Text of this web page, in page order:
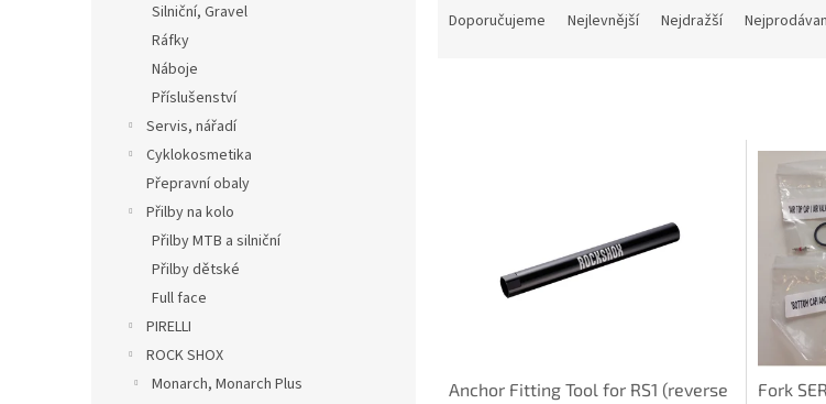
Silniční, Gravel
Ráfky
Náboje
Příslušenství
Servis, nářadí
Cyklokosmetika
Přepravní obaly
Přilby na kolo
Přilby MTB a silniční
Přilby dětské
Full face
PIRELLI
ROCK SHOX
Monarch, Monarch Plus
Doporučujeme Nejlevnější Nejdražší
Anchor Fitting Tool for RS1 (reverse
Fork